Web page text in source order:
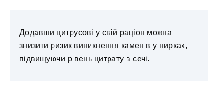
Додавши цитрусові у свій раціон можна
знизити ризик виникнення каменів у нирках,
підвищуючи рівень цитрату в сечі.